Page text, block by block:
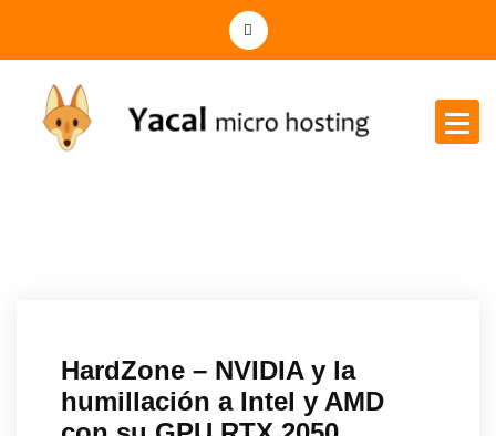
HardZone – NVIDIA y la
humillación a Intel y AMD